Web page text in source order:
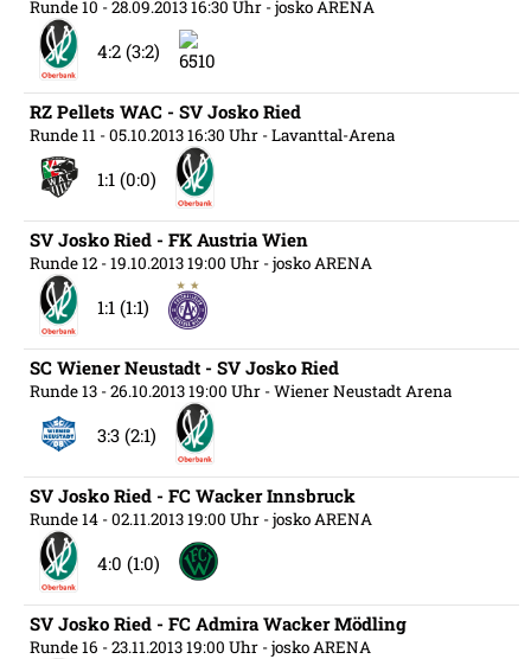
Runde 10 - 28.09.2013 16:30 Uhr - josko ARENA
4:2 (3:2)
RZ Pellets WAC - SV Josko Ried
Runde 11 - 05.10.2013 16:30 Uhr - Lavanttal-Arena
1:1 (0:0)
SV Josko Ried - FK Austria Wien
Runde 12 - 19.10.2013 19:00 Uhr - josko ARENA
1:1 (1:1)
SC Wiener Neustadt - SV Josko Ried
Runde 13 - 26.10.2013 19:00 Uhr - Wiener Neustadt Arena
3:3 (2:1)
SV Josko Ried - FC Wacker Innsbruck
Runde 14 - 02.11.2013 19:00 Uhr - josko ARENA
4:0 (1:0)
SV Josko Ried - FC Admira Wacker Mödling
Runde 16 - 23.11.2013 19:00 Uhr - josko ARENA